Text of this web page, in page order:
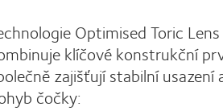
Optimised Toric
klíčové konstrukční
zajišťují stabilní usazení
čočky: